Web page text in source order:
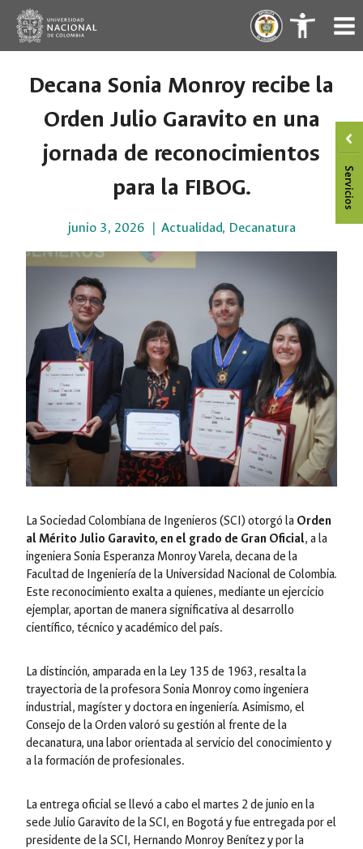
Saltar
contenido
. .
Decana Sonia Monroy recibe la
Orden Julio Garavito en una
jornada de reconocimientos
para la FIBOG.
junio 3, 2026 Actualidad, Decanatura
La Sociedad Colombiana de Ingenieros (SCI) otorgó la Orden
al Mérito Julio Garavito, en el grado de Gran Oficial, a la
ingeniera Sonia Esperanza Monroy Varela, decana de la
Facultad de Ingeniería de la Universidad Nacional de Colombia.
Este reconocimiento exalta a quienes, mediante un ejercicio
ejemplar, aportan de manera significativa al desarrollo
científico, técnico y académico del país.
La distinción, amparada en la Ley 135 de 1963, resalta la
trayectoria de la profesora Sonia Monroy como ingeniera
industrial, magíster y doctora en ingeniería. Asimismo, el
Consejo de la Orden valoró su gestión al frente de la
decanatura, una labor orientada al servicio del conocimiento y
a la formación de profesionales.
La entrega oficial se llevó a cabo el martes 2 de junio en la
sede Julio Garavito de la SCI, en Bogotá y fue entregada por el
presidente de la SCI, Hernando Monroy Benítez y por la